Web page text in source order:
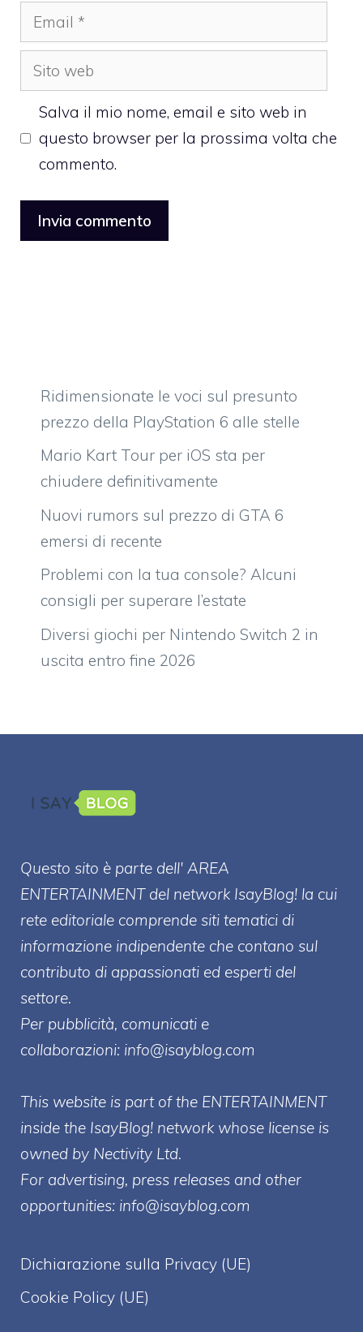
Email
Sito
web
Salva il mio nome, email e sito web in
questo browser per la prossima volta che
commento.
Ridimensionate le voci sul presunto
prezzo della PlayStation 6 alle stelle
Mario Kart Tour per iOS sta per
chiudere definitivamente
Nuovi rumors sul prezzo di GTA 6
emersi di recente
Problemi con la tua console? Alcuni
consigli per superare l’estate
Diversi giochi per Nintendo Switch 2 in
uscita entro fine 2026
Questo sito è parte dell' AREA
ENTERTAINMENT del network IsayBlog! la cui
rete editoriale comprende siti tematici di
informazione indipendente che contano sul
contributo di appassionati ed esperti del
settore.
Per pubblicità, comunicati e
collaborazioni: info@isayblog.com
This website is part of the ENTERTAINMENT
inside the IsayBlog! network whose license is
owned by Nectivity Ltd.
For advertising, press releases and other
opportunities: info@isayblog.com
Dichiarazione sulla Privacy (UE)
Cookie Policy (UE)